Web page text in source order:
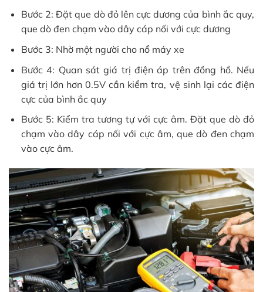
Bước 2: Đặt que dò đỏ lên cực dương của bình ắc quy,
que dò đen chạm vào dây cáp nối với cực dương
Bước 3: Nhờ một người cho nổ máy xe
Bước 4: Quan sát giá trị điện áp trên đồng hồ. Nếu
giá trị lớn hơn 0.5V cần kiểm tra, vệ sinh lại các điện
cực của bình ắc quy
Bước 5: Kiểm tra tương tự với cực âm. Đặt que dò đỏ
chạm vào dây cáp nối với cực âm, que dò đen chạm
vào cực âm.